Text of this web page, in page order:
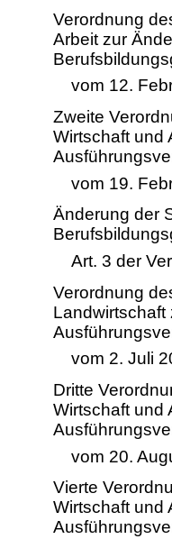
Verordnung
Arbeit zur
vom 12.
Zweite
Wirtschaft und
vom 19.
Änderung der
Art. 3 der
Verordnung
vom 2. Juli
Dritte
Wirtschaft und
vom 20.
Vierte
Wirtschaft und